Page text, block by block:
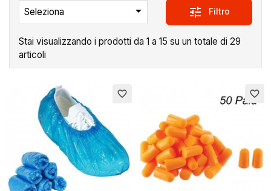
Seleziona  tune Filtro
Stai visualizzando i prodotti da 1 a 15 su un totale di 29
articoli
favorite_border favorite_border